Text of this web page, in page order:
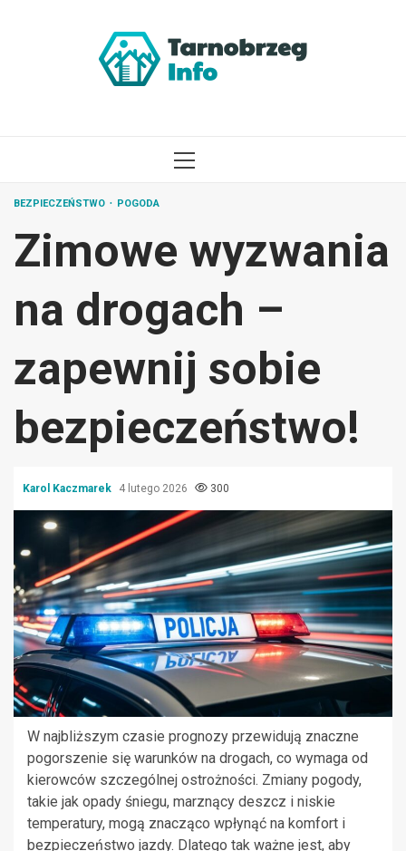
MENU
BEZPIECZEŃSTWO POGODA
Zimowe wyzwania
na drogach –
zapewnij sobie
bezpieczeństwo!
Karol Kaczmarek 4 lutego 2026 300
W najbliższym czasie prognozy przewidują znaczne
pogorszenie się warunków na drogach, co wymaga od
kierowców szczególnej ostrożności. Zmiany pogody,
takie jak opady śniegu, marznący deszcz i niskie
temperatury, mogą znacząco wpłynąć na komfort i
bezpieczeństwo jazdy. Dlatego tak ważne jest, aby